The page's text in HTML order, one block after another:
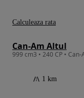
Can-Am Altul
999 cm3 • 240 CP •
1 km
Calculeaza rata